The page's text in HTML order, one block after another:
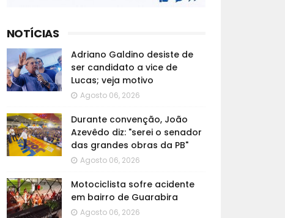
NOTÍCIAS
Adriano Galdino desiste de
ser candidato a vice de
Lucas; veja motivo
Agosto 06, 2026
Durante convenção, João
Azevêdo diz: "serei o senador
das grandes obras da PB"
Agosto 06, 2026
Motociclista sofre acidente
em bairro de Guarabira
Agosto 06, 2026